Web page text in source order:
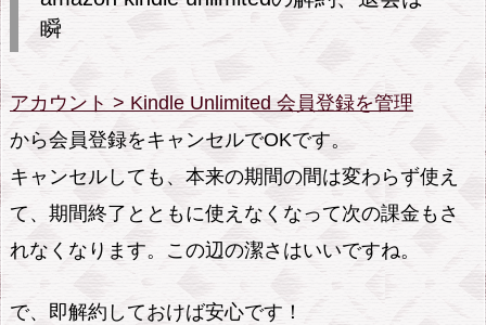
瞬
アカウント > Kindle Unlimited 会員登録を管理
から会員登録をキャンセルでOKです。
キャンセルしても、本来の期間の間は変わらず使え
て、期間終了とともに使えなくなって次の課金もさ
れなくなります。この辺の潔さはいいですね。
で、即解約しておけば安心です！